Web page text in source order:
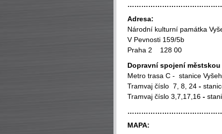
Adresa:
Národní kulturní památka
V Pevnosti 159/5b
Praha 2 128 00
Dopravní spojení
Metro trasa C - stanice
Tramvaj číslo 7, 8, 24 -
Tramvaj číslo 3,7,17,16 -
MAPA: